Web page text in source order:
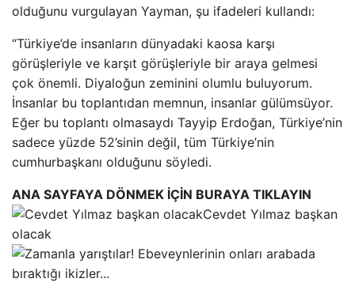
olduğunu vurgulayan Yayman, şu ifadeleri kullandı:
“Türkiye’de insanların dünyadaki kaosa karşı
görüşleriyle ve karşıt görüşleriyle bir araya gelmesi
çok önemli. Diyaloğun zeminini olumlu buluyorum.
İnsanlar bu toplantıdan memnun, insanlar gülümsüyor.
Eğer bu toplantı olmasaydı Tayyip Erdoğan, Türkiye’nin
sadece yüzde 52’sinin değil, tüm Türkiye’nin
cumhurbaşkanı olduğunu söyledi.
ANA SAYFAYA DÖNMEK İÇİN BURAYA TIKLAYIN
Cevdet Yılmaz başkan
olacak